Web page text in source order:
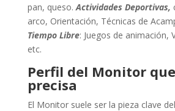
pan, queso.Actividades Deportivas,
arco, Orientación, Técnicas de
Tiempo Libre: Juegos de animación,
etc.
Perfil del Monitor
precisa
El Monitor suele ser la pieza clave